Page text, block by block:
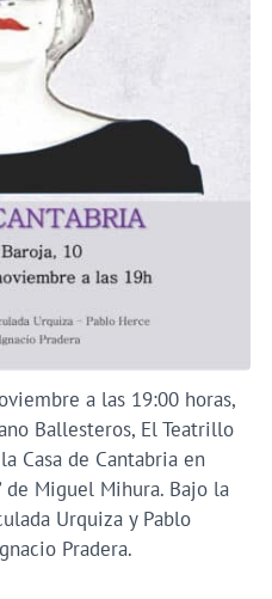
a las 19:00 horas,
Ballesteros, El Teatrillo
Casa de Cantabria en
de Miguel Mihura. Bajo la
Urquiza y Pablo
Pradera.